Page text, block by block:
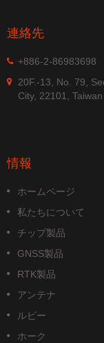
連絡先
+886-2-86983698
20F.-13, No. 79,
City, 22101, Taiwan
情報
ホームページ
私たちについて
チップ製品
GNSS製品
RTK製品
アンテナ
ルビー
ホーク